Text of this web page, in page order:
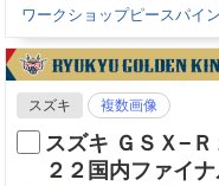
ワークショップピースパイン
スズキ 複数画像
スズキ ＧＳＸ−
２２国内ファイ